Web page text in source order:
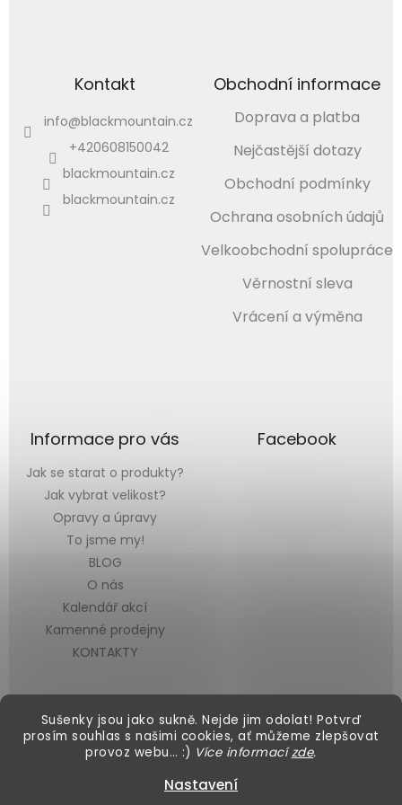
Sušenky jsou jako sukně. Nejde jim odolat! Potvrď
prosím souhlas s našimi cookies, ať můžeme zlepšovat
provoz webu… :) Více informacízde.
Nastavení
Kontakt
info@blackmountain.cz
+420608150042
blackmountain.cz
blackmountain.cz
Obchodní informace
Doprava a platba
Nejčastější dotazy
Obchodní podmínky
Ochrana osobních údajů
Velkoobchodní spolupráce
Věrnostní sleva
Vrácení a výměna
Informace pro vás
Jak se starat o produkty?
Jak vybrat velikost?
Opravy a úpravy
To jsme my!
BLOG
O nás
Kalendář akcí
Kamenné prodejny
KONTAKTY
Facebook
Vytvořil Shoptet &